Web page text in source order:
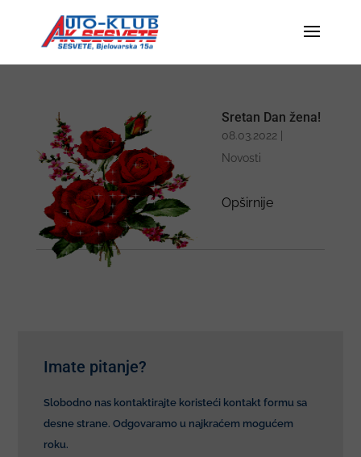
Sretan Dan žena!
08.03.2022
Novosti
Opširnije
Imate pitanje?
Slobodno nas kontaktirajte koristeći kontakt formu sa
desne strane. Odgovaramo u najkraćem mogućem
roku.